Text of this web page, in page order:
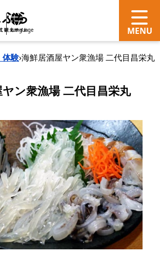
Language
体験›海鮮居酒屋ヤン衆漁場 二代目昌栄丸
ン衆漁場 二代目昌栄丸